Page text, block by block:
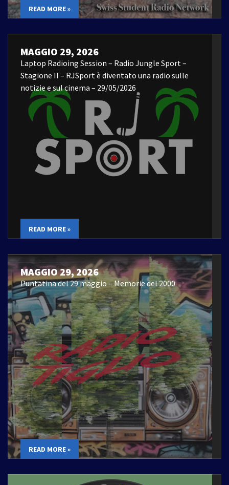
READ MORE »
MAGGIO 29, 2026
Laptop Radioing Session – Radio Jungle Sport –
Stagione II – RJSport è diventato una radio sulle
notizie e sul cinema – 29/05/2026
READ MORE »
MAGGIO 29, 2026
Puntatina del 29 maggio – Memorie del 2000
READ MORE »